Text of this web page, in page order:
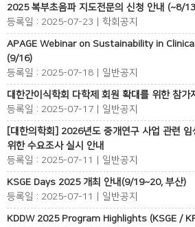
2025 복부초음파 지도전문의 신청 안내 (~8/
등록일 : 2025-07-23 | 학회공지
APAGE Webinar on Sustainability in
(9/16)
등록일 : 2025-07-18 | 일반공지
대한간이식학회 다학제 회원 확대를 위한 참가
등록일 : 2025-07-17 | 일반공지
[대한의학회] 2026년도 중개연구 사업 관련
위한 수요조사 실시 안내
등록일 : 2025-07-11 | 일반공지
KSGE Days 2025 개최 안내(9/19~20, 부산)
등록일 : 2025-07-11 | 일반공지
KDDW 2025 Program Highlights (KSGE /